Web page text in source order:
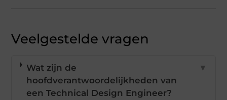
Veelgestelde vragen
Wat zijn de
hoofdverantwoordelijkheden van
een Technical Design Engineer?
▼